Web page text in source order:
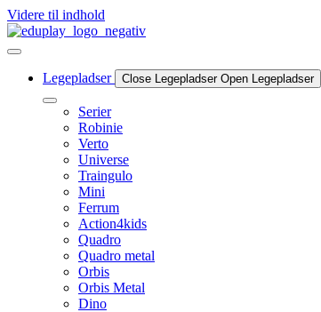
Videre til indhold
Legepladser Close Legepladser Open Legepladser
Serier
Robinie
Verto
Universe
Traingulo
Mini
Ferrum
Action4kids
Quadro
Quadro metal
Orbis
Orbis Metal
Dino